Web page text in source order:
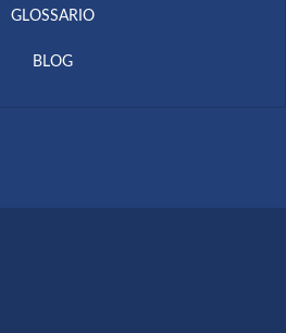
GLOSSARIO
BLOG